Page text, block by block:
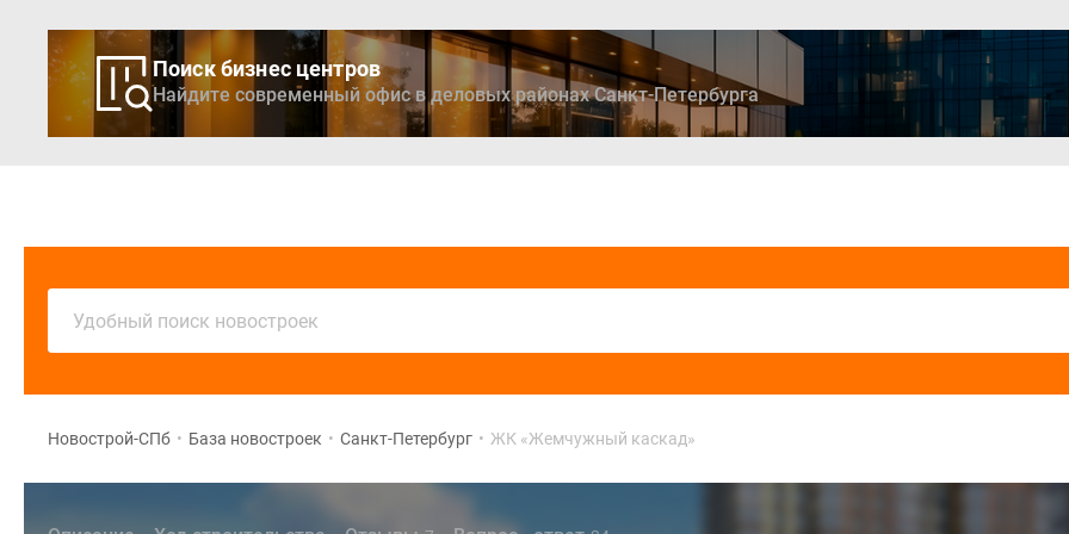
Поиск бизнес центров
Найдите современный офис в деловых районах Санкт-Петербурга
Удобный поиск новостроек
Новострой-СПб • База новостроек • Санкт-Петербург • ЖК «Жемчужный каскад»